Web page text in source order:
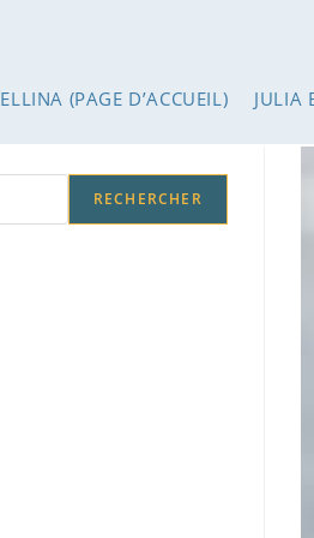
(PAGE D’ACCUEIL) JULIA
RECHERCHER